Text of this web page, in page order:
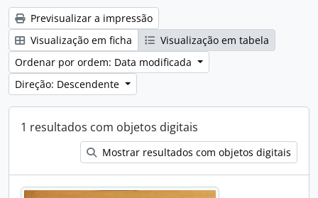
Previsualizar a impressão
Visualização em ficha
Visualização em tabela
Ordenar por ordem: Data modificada
Direção: Descendente
1 resultados com objetos digitais
Mostrar resultados com objetos digitais